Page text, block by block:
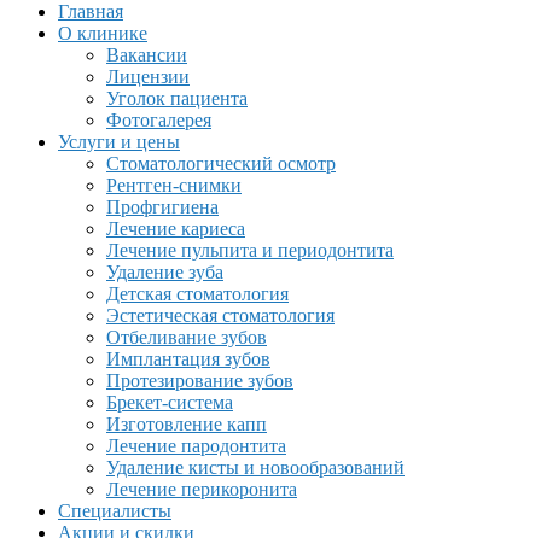
Главная
О клинике
Вакансии
Лицензии
Уголок пациента
Фотогалерея
Услуги и цены
Стоматологический осмотр
Рентген-снимки
Профгигиена
Лечение кариеса
Лечение пульпита и периодонтита
Удаление зуба
Детская стоматология
Эстетическая стоматология
Отбеливание зубов
Имплантация зубов
Протезирование зубов
Брекет-система
Изготовление капп
Лечение пародонтита
Удаление кисты и новообразований
Лечение перикоронита
Специалисты
Акции и скидки